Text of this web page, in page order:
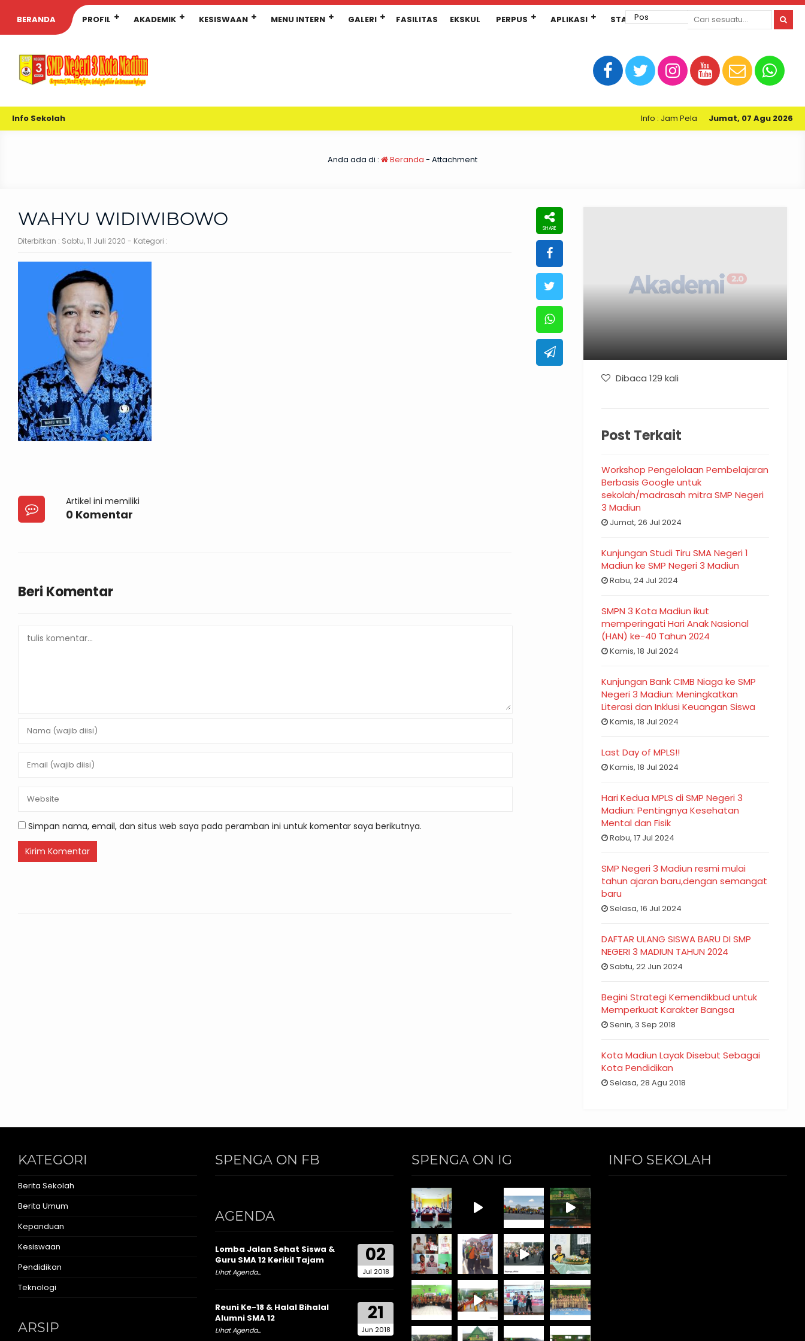
BERANDA PROFIL AKADEMIK KESISWAAN MENU INTERN GALERI FASILITAS EKSKUL PERPUS APLIKASI STANDAR PELAYANAN
Info Sekolah Jumat, 07 Agu 2026
Info : Jam Pelayanan Perpustakaan Kartini
Anda ada di : Beranda - Attachment
WAHYU WIDIWIBOWO
Diterbitkan : Sabtu, 11 Juli 2020 - Kategori :
Artikel ini memiliki
0 Komentar
Beri Komentar
Simpan nama, email, dan situs web saya pada peramban ini untuk komentar saya berikutnya.
Dibaca 129 kali
Post Terkait
Workshop Pengelolaan Pembelajaran
Berbasis Google untuk
sekolah/madrasah mitra SMP Negeri
3 Madiun
Jumat, 26 Jul 2024
Kunjungan Studi Tiru SMA Negeri 1
Madiun ke SMP Negeri 3 Madiun
Rabu, 24 Jul 2024
SMPN 3 Kota Madiun ikut
memperingati Hari Anak Nasional
(HAN) ke-40 Tahun 2024
Kamis, 18 Jul 2024
Kunjungan Bank CIMB Niaga ke SMP
Negeri 3 Madiun: Meningkatkan
Literasi dan Inklusi Keuangan Siswa
Kamis, 18 Jul 2024
Last Day of MPLS!!
Kamis, 18 Jul 2024
Hari Kedua MPLS di SMP Negeri 3
Madiun: Pentingnya Kesehatan
Mental dan Fisik
Rabu, 17 Jul 2024
SMP Negeri 3 Madiun resmi mulai
tahun ajaran baru,dengan semangat
baru
Selasa, 16 Jul 2024
DAFTAR ULANG SISWA BARU DI SMP
NEGERI 3 MADIUN TAHUN 2024
Sabtu, 22 Jun 2024
Begini Strategi Kemendikbud untuk
Memperkuat Karakter Bangsa
Senin, 3 Sep 2018
Kota Madiun Layak Disebut Sebagai
Kota Pendidikan
Selasa, 28 Agu 2018
KATEGORI
Berita Sekolah
Berita Umum
Kepanduan
Kesiswaan
Pendidikan
Teknologi
ARSIP
SPENGA ON FB
AGENDA
02
Jul 2018
Lomba Jalan Sehat Siswa &
Guru SMA 12 Kerikil Tajam
Lihat Agenda...
21
Jun 2018
Reuni Ke-18 & Halal Bihalal
Alumni SMA 12
Lihat Agenda...
SPENGA ON IG INFO SEKOLAH